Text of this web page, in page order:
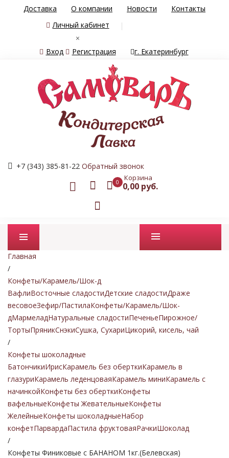
Доставка О компании Новости
Контакты
Личный кабинет
×
Вход
Регистрация г. Екатеринбург
+7 (343) 385-81-22 Обратный звонок
0 Корзина
0,00 руб.
Промо товары
Главная
/
Конфеты/Карамель/Шок-д
ВафлиВосточные сладостиДетские сладостиДраже
весовоеЗефир/ПастилаКонфеты/Карамель/Шок-
дМармеладНатуральные сладостиПеченьеПирожное/
ТортыПряникСнэкиСушка, СухариЦикорий, кисель, чай
/
Конфеты шоколадные
БатончикиИрисКарамель без оберткиКарамель в
глазуриКарамель леденцоваяКарамель миниКарамель с
начинкойКонфеты без оберткиКонфеты
вафельныеКонфеты ЖевательныеКонфеты
ЖелейныеКонфеты шоколадныеНабор
конфетПарвардаПастила фруктоваяРачкиШоколад
/
Конфеты Финиковые с БАНАНОМ 1кг.(Белевская)